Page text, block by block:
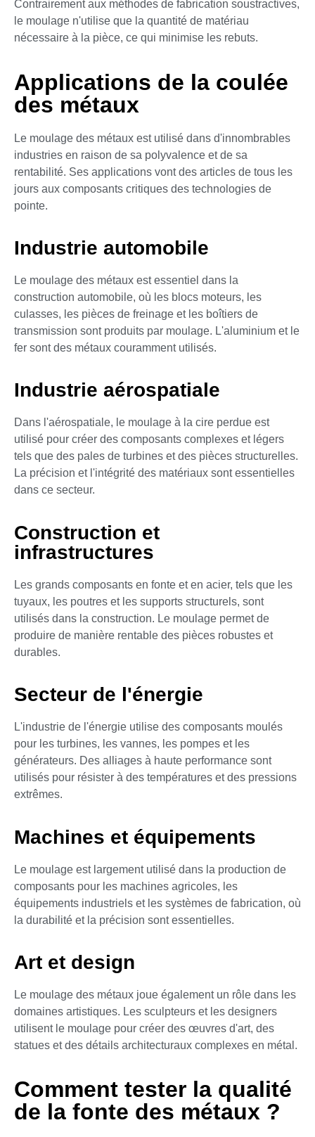
Contrairement aux méthodes de fabrication soustractives,
le moulage n'utilise que la quantité de matériau
nécessaire à la pièce, ce qui minimise les rebuts.
Applications de la coulée
des métaux
Le moulage des métaux est utilisé dans d'innombrables
industries en raison de sa polyvalence et de sa
rentabilité. Ses applications vont des articles de tous les
jours aux composants critiques des technologies de
pointe.
Industrie automobile
Le moulage des métaux est essentiel dans la
construction automobile, où les blocs moteurs, les
culasses, les pièces de freinage et les boîtiers de
transmission sont produits par moulage. L'aluminium et le
fer sont des métaux couramment utilisés.
Industrie aérospatiale
Dans l'aérospatiale, le moulage à la cire perdue est
utilisé pour créer des composants complexes et légers
tels que des pales de turbines et des pièces structurelles.
La précision et l'intégrité des matériaux sont essentielles
dans ce secteur.
Construction et
infrastructures
Les grands composants en fonte et en acier, tels que les
tuyaux, les poutres et les supports structurels, sont
utilisés dans la construction. Le moulage permet de
produire de manière rentable des pièces robustes et
durables.
Secteur de l'énergie
L'industrie de l'énergie utilise des composants moulés
pour les turbines, les vannes, les pompes et les
générateurs. Des alliages à haute performance sont
utilisés pour résister à des températures et des pressions
extrêmes.
Machines et équipements
Le moulage est largement utilisé dans la production de
composants pour les machines agricoles, les
équipements industriels et les systèmes de fabrication, où
la durabilité et la précision sont essentielles.
Art et design
Le moulage des métaux joue également un rôle dans les
domaines artistiques. Les sculpteurs et les designers
utilisent le moulage pour créer des œuvres d'art, des
statues et des détails architecturaux complexes en métal.
Comment tester la qualité
de la fonte des métaux ?